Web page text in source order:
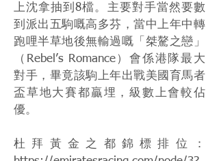
上沈拿抽到8檔。主要對手當然要數
到派出五駒嘅高多芬，當中上年中轉
跑哩半草地後無輸過嘅「桀驁之戀」
（Rebel’s Romance）會係港隊最大
對手，畢竟該駒上年出戰美國育馬者
盃草地大賽都贏埋，級數上會較佔
優。
杜拜黃金之都錦標排位：